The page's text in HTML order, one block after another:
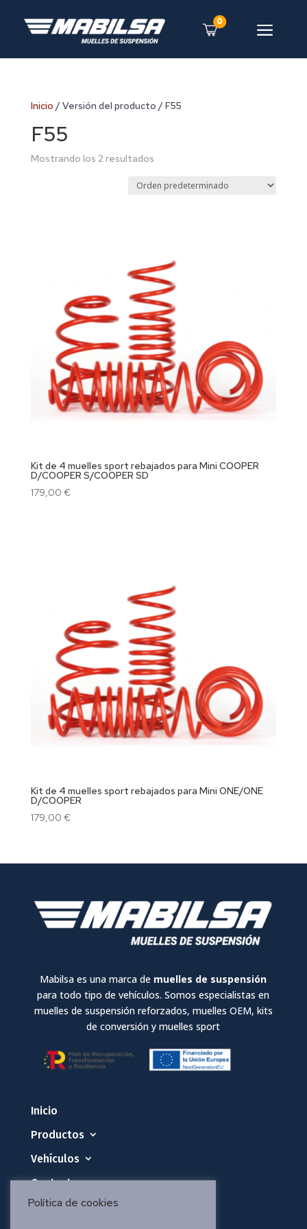
0 a
Inicio / Versión del producto / F55
F55
Mostrando los 2 resultados
Kit de 4 muelles sport rebajados para Mini COOPER
D/COOPER S/COOPER SD
179,00 €
Kit de 4 muelles sport rebajados para Mini ONE/ONE
D/COOPER
179,00 €
Mabilsa es una marca de muelles de suspensión
para todo tipo de vehículos. Somos especialistas en
muelles de suspensión reforzados, muelles OEM, kits
de conversión y muelles sport
Inicio
Productos
Vehículos
Contacto
Política de cookies